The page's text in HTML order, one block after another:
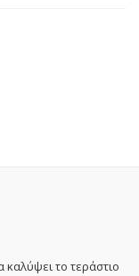
το τεράστιο